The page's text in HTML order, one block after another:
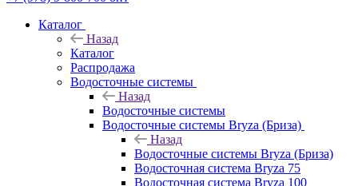
Каталог
Назад
Каталог
Распродажа
Водосточные системы
Назад
Водосточные системы
Водосточные системы Bryza (Бриза)
Назад
Водосточные системы Bryza (Бриза)
Водосточная система Bryza 75
Водосточная система Bryza 100